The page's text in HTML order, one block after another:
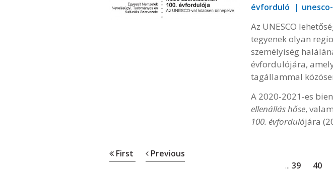
évforduló
Az UNESCO
tegyenek olyan
személyiség
évfordulójára,
tagállammal
A 2020-2021-es
ellenállás hőse,
100. évfordulójára
First Previous
... 39 40